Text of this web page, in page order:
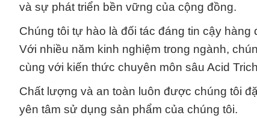
và sự phát triển bền vững của cộng đồng.
Chúng tôi tự hào là đối tác đáng tin cậy
Với nhiều năm kinh nghiệm trong ngành,
cùng với kiến thức chuyên môn sâu Acid
Chất lượng và an toàn luôn được chúng tôi
yên tâm sử dụng sản phẩm của chúng tôi.